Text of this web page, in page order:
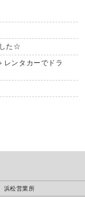
た☆
ンタカーでドラ
浜松営業所